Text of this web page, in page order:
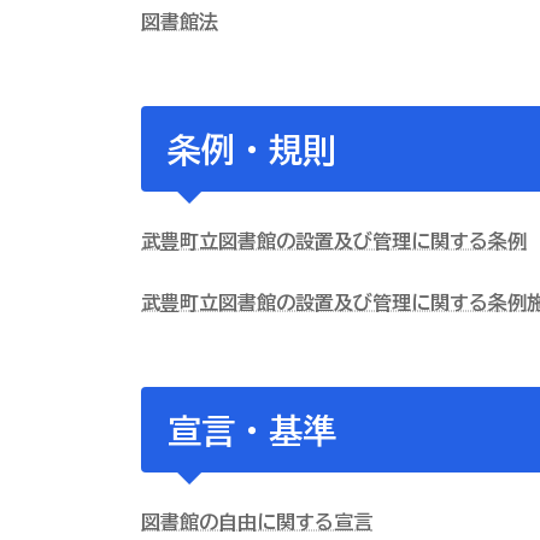
図書館法
条例・規則
武豊町立図書館の設置及び管理に関する条例
武豊町立図書館の設置及び管理に関する条例
宣言・基準
図書館の自由に関する宣言